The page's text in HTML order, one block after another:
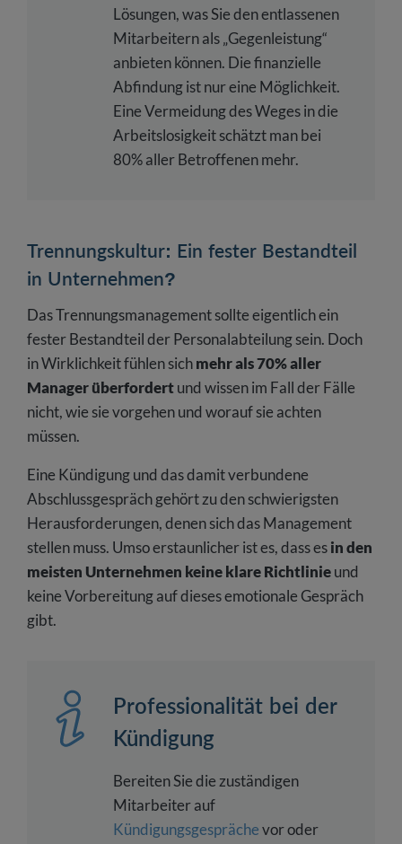
Lösungen, was Sie den entlassenen
Mitarbeitern als „Gegenleistung“
anbieten können. Die finanzielle
Abfindung ist nur eine Möglichkeit.
Eine Vermeidung des Weges in die
Arbeitslosigkeit schätzt man bei
80% aller Betroffenen mehr.
Trennungskultur: Ein fester Bestandteil
in Unternehmen?
Das Trennungsmanagement sollte eigentlich ein
fester Bestandteil der Personalabteilung sein. Doch
in Wirklichkeit fühlen sichmehr als 70% aller
Manager überfordertund wissen im Fall der Fälle
nicht, wie sie vorgehen und worauf sie achten
müssen.
Eine Kündigung und das damit verbundene
Abschlussgespräch gehört zu den schwierigsten
Herausforderungen, denen sich das Management
stellen muss. Umso erstaunlicher ist es, dass esin den
meisten Unternehmen keine klare Richtlinieund
keine Vorbereitung auf dieses emotionale Gespräch
gibt.
Professionalität bei der
Kündigung
Bereiten Sie die zuständigen
Mitarbeiter auf
Kündigungsgesprächevor oder